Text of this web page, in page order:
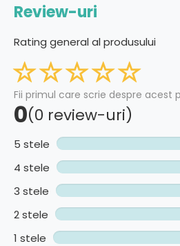
Review-uri
Rating general al produsului
Fii primul care scrie despre acest
0(0 review-uri)
5 stele
4 stele
3 stele
2 stele
1 stele